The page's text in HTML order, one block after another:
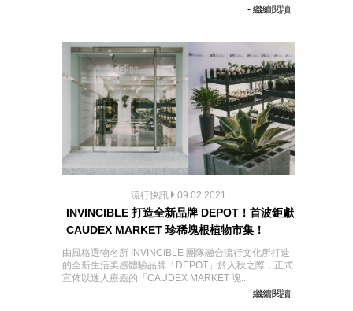
- 繼續閱讀
流行快訊 09.02.2021
INVINCIBLE 打造全新品牌 DEPOT！首波鉅獻
CAUDEX MARKET 珍稀塊根植物市集！
由風格選物名所 INVINCIBLE 團隊融合流行文化所打造
的全新生活美感體驗品牌「DEPOT」於入秋之際，正式
宣佈以迷人療癒的「CAUDEX MARKET 塊...
- 繼續閱讀